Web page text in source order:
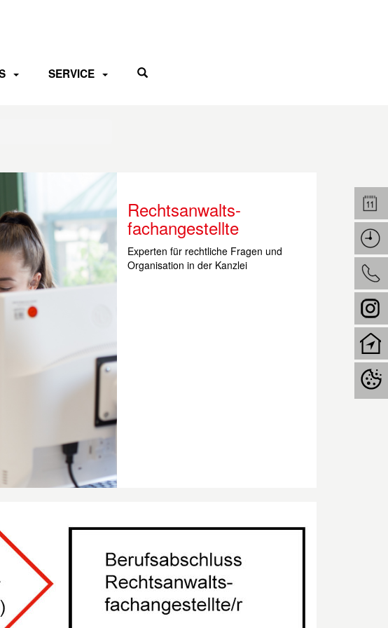
SERVICE
Rechtsanwalts-
fachangestellte
Experten für rechtliche Fragen und
Organisation in der Kanzlei